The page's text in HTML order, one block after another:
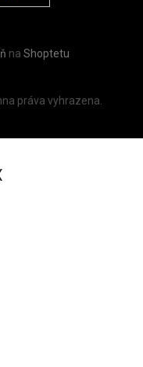
na Shoptetu
práva vyhrazena.